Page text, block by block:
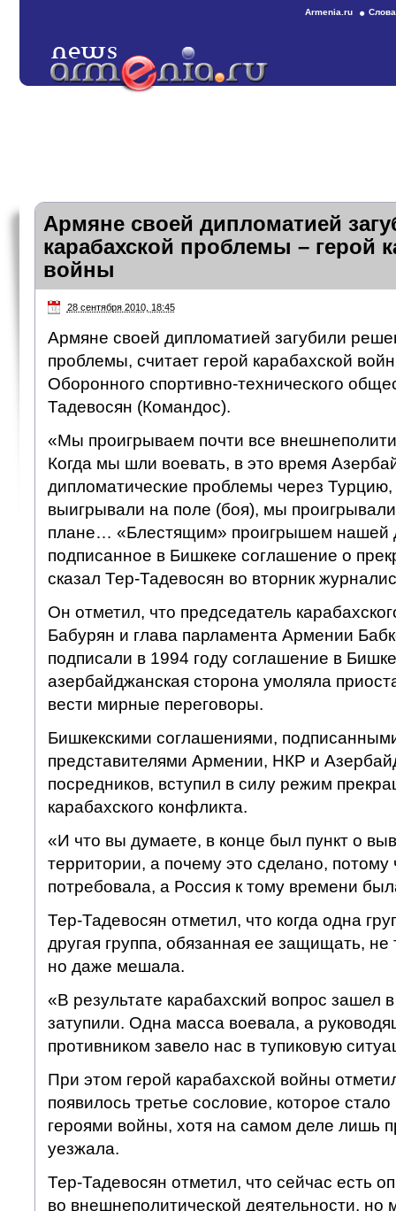
Armenia.ru
Армяне своей дипломатией
карабахской проблемы – герой
войны
28 сентября 2010, 18:45
Армяне своей дипломатией загубили
проблемы, считает герой карабахской
Оборонного спортивно-технического
Тадевосян (Командос).
«Мы проигрываем почти все
Когда мы шли воевать, в это время
дипломатические проблемы через
выигрывали на поле (боя), мы
плане… «Блестящим» проигрышем нашей
подписанное в Бишкеке соглашение о
сказал Тер-Тадевосян во вторник
Он отметил, что председатель
Бабурян и глава парламента Армении
подписали в 1994 году соглашение в
азербайджанская сторона умоляла
вести мирные переговоры.
Бишкекскими соглашениями,
представителями Армении, НКР и
посредников, вступил в силу режим
карабахского конфликта.
«И что вы думаете, в конце был пункт о
территории, а почему это сделано, потому
потребовала, а Россия к тому времени
Тер-Тадевосян отметил, что когда одна
другая группа, обязанная ее защищать,
но даже мешала.
«В результате карабахский вопрос зашел
затупили. Одна масса воевала, а
противником завело нас в тупиковую
При этом герой карабахской войны
появилось третье сословие, которое
героями войны, хотя на самом деле лишь
уезжала.
Тер-Тадевосян отметил, что сейчас есть
во внешнеполитической деятельности, но